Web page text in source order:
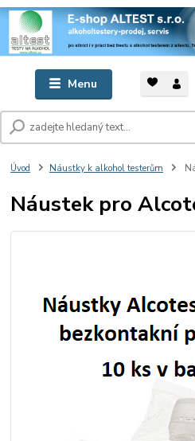
Menu
Úvod Náustky k alkohol testerům
Náustek pro